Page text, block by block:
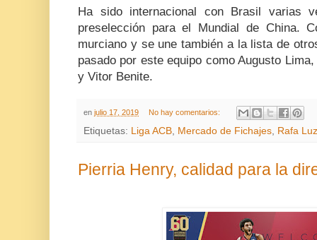
Ha sido internacional con Brasil varias
preselección para el Mundial de China.
murciano y se une también a la lista de
pasado por este equipo como Augusto
y Vitor Benite.
en julio 17, 2019 No hay comentarios:
Etiquetas: Liga ACB, Mercado de Fichajes, Rafa Luz
Pierria Henry, calidad para la